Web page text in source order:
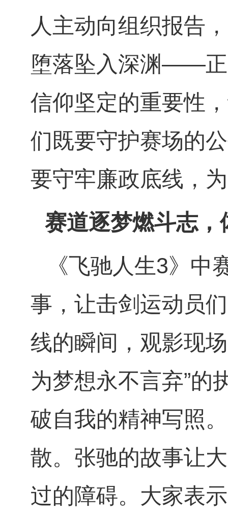
人主动向组织报告
堕落坠入深渊——正
信仰坚定的重要性
们既要守护赛场的
要守牢廉政底线，
赛道逐梦燃斗志
《飞驰人生3》
事，让击剑运动员
线的瞬间，观影现
为梦想永不言弃”的
破自我的精神写照
散。张驰的故事让
过的障碍。大家表